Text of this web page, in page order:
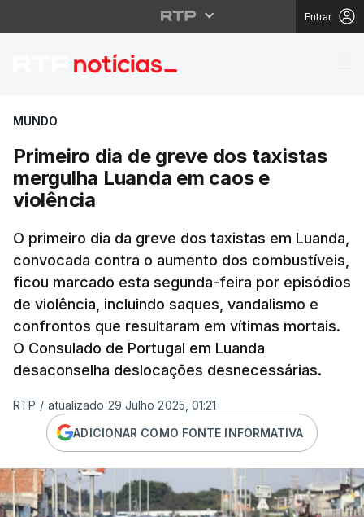
Entrar
Primeiro dia de greve
MUNDO
Primeiro dia de greve dos taxistas
mergulha Luanda em caos e
violência
O primeiro dia da greve dos taxistas em Luanda,
convocada contra o aumento dos combustíveis,
ficou marcado esta segunda-feira por episódios
de violência, incluindo saques, vandalismo e
confrontos que resultaram em vítimas mortais.
O Consulado de Portugal em Luanda
desaconselha deslocações desnecessárias.
RTP / atualizado 29 Julho 2025, 01:21
ADICIONAR COMO FONTE INFORMATIVA